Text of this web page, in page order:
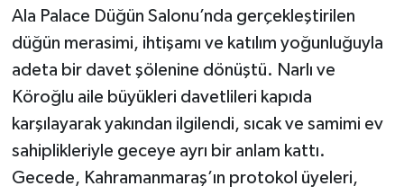
Ala Palace Düğün Salonu’nda gerçekleştirilen
düğün merasimi, ihtişamı ve katılım yoğunluğuyla
adeta bir davet şölenine dönüştü. Narlı ve
Köroğlu aile büyükleri davetlileri kapıda
karşılayarak yakından ilgilendi, sıcak ve samimi ev
sahiplikleriyle geceye ayrı bir anlam kattı.
Gecede, Kahramanmaraş’ın protokol üyeleri,